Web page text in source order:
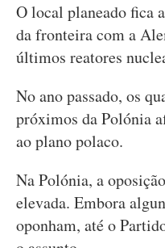
O local planeado fica
da fronteira com a
últimos reatores
No ano passado, os
próximos da Polónia
ao plano polaco.
Na Polónia, a
elevada. Embora
oponham, até o